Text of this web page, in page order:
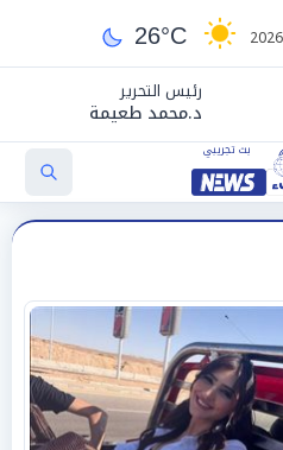
26°C
رئيس التحرير
د.محمد طعيمة